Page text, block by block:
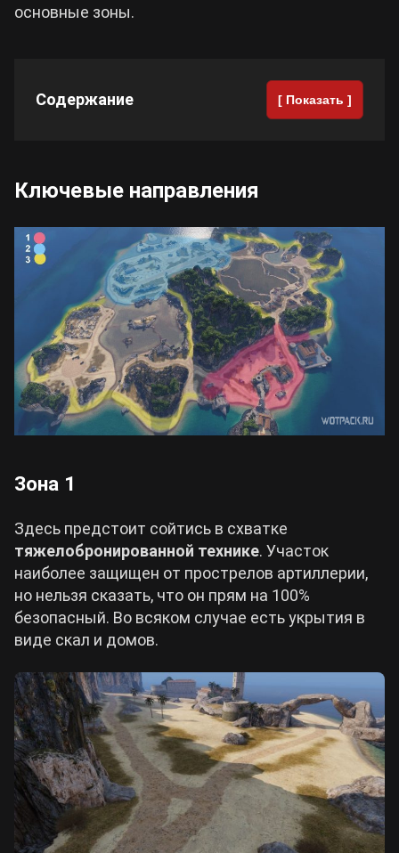
основные зоны.
Содержание [ Показать ]
Ключевые направления
Зона 1
Здесь предстоит сойтись в схватке
тяжелобронированной технике. Участок
наиболее защищен от прострелов артиллерии,
но нельзя сказать, что он прям на 100%
безопасный. Во всяком случае есть укрытия в
виде скал и домов.